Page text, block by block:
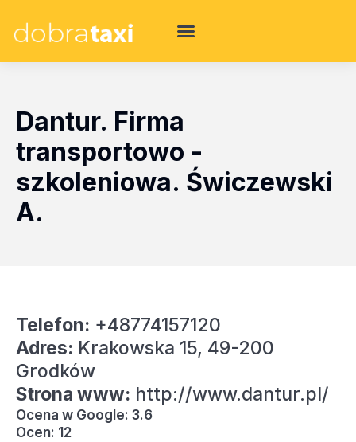
Dantur. Firma
transportowo -
szkoleniowa. Świczewski
A.
Telefon: +48774157120
Adres: Krakowska 15, 49-200
Grodków
Strona www: http://www.dantur.pl/
Ocena w Google: 3.6
Ocen: 12